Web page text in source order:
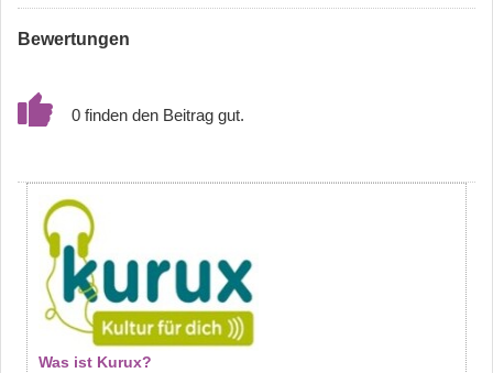
Bewertungen
0
Was ist Kurux?